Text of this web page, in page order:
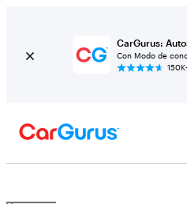
CarGurus:
Con Modo de